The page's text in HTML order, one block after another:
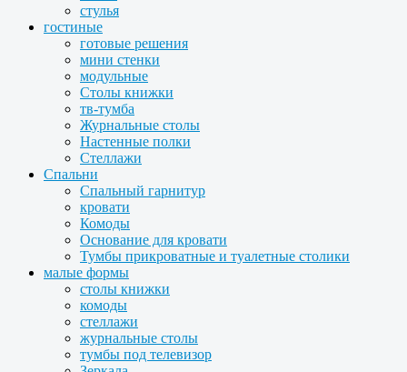
стулья
гостиные
готовые решения
мини стенки
модульные
Столы книжки
тв-тумба
Журнальные столы
Настенные полки
Стеллажи
Спальни
Спальный гарнитур
кровати
Комоды
Основание для кровати
Тумбы прикроватные и туалетные столики
малые формы
столы книжки
комоды
стеллажи
журнальные столы
тумбы под телевизор